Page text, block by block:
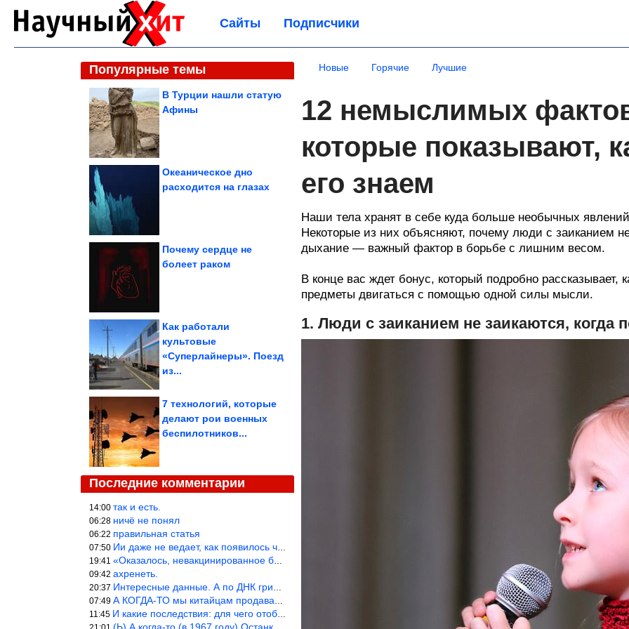
Сайты Подписчики
Популярные темы
В Турции нашли статую
Афины
Океаническое дно
расходится на глазах
Почему сердце не
болеет раком
Как работали
культовые
«Суперлайнеры». Поезд
из...
7 технологий, которые
делают рои военных
беспилотников...
Последние комментарии
14:00 так и есть.
06:28 ничё не понял
06:22 правильная статья
07:50 Ии даже не ведает, как появилось человечество и для чего оно сущ
19:41 «Оказалось, невакцинированное большинство умирает существенно ча
09:42 ахренеть.
20:37 Интересные данные. А по ДНК грибов, бактерий имеются сведения из
07:49 А КОГДА-ТО мы китайцам продавали фуфайки.
11:45 И какие последствия: для чего отобрали? или просто похвастались.
Новые Горячие Лучшие
12 немыслимых
которые показывают,
его знаем
Наши тела хранят в себе куда больше необычных
Некоторые из них объясняют, почему люди с заиканием
дыхание — важный фактор в борьбе с лишним весом.
В конце вас ждет бонус, который подробно рассказывает,
предметы двигаться с помощью одной силы мысли.
1. Люди с заиканием не заикаются, когда